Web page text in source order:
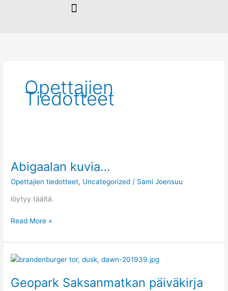
Opettajien
Tiedotteet
Abigaalan kuvia…
Opettajien tiedotteet, Uncategorized / Sami Joensuu
löytyy täältä.
Read More »
Geopark Saksanmatkan päiväkirja
Geopark
päiväkirja